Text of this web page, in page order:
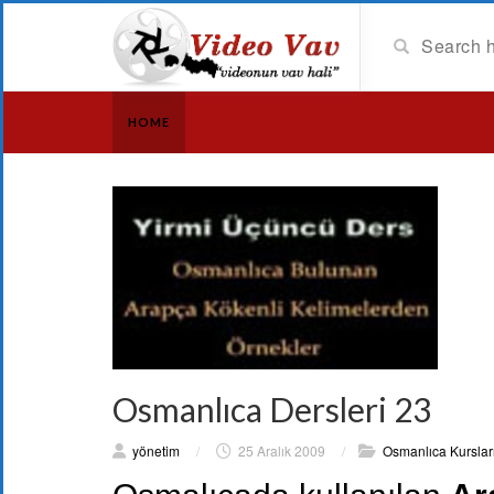
HOME
Osmanlıca Dersleri 23
yönetim / 25 Aralık 2009 / Osmanlıca